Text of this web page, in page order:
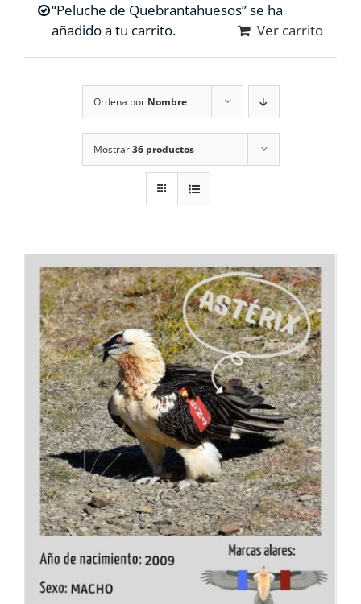
COLABORA
“Peluche de Quebrantahuesos” se ha
añadido a tu carrito.
Ver carrito
Ordena por Nombre
Mostrar36 productos